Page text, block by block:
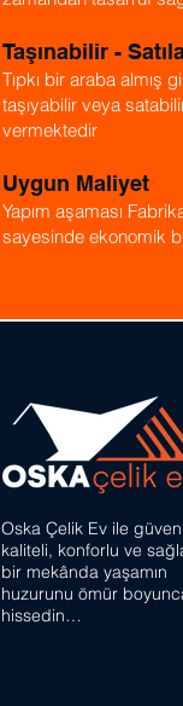
Taşınabilir -
Tıpkı bir araba almış
taşıyabilir veya
vermektedir
Uygun Maliyet
Yapım aşaması
sayesinde ekonomik
Oska Çelik Ev ile
kaliteli, konforlu ve
bir mekânda yaşamın
huzurunu ömür
hissedin…